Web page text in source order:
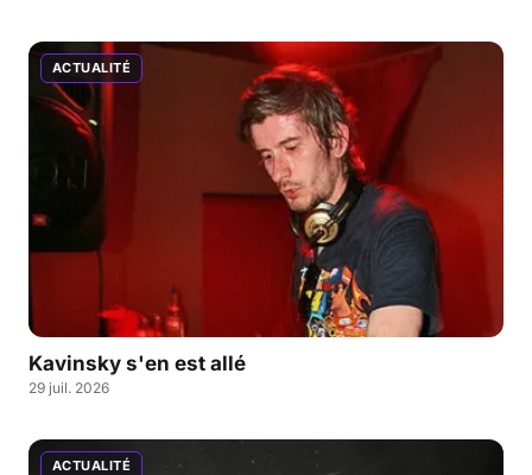
ACTUALITÉ
Kavinsky s'en est allé
29 juil. 2026
ACTUALITÉ